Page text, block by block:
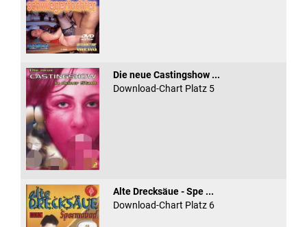
Die neue Castingshow ...
Download-Chart Platz 5
Alte Drecksäue - Spe ...
Download-Chart Platz 6